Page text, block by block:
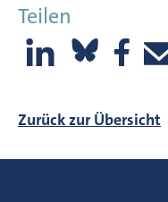
Teilen
Zurück zur Übersicht